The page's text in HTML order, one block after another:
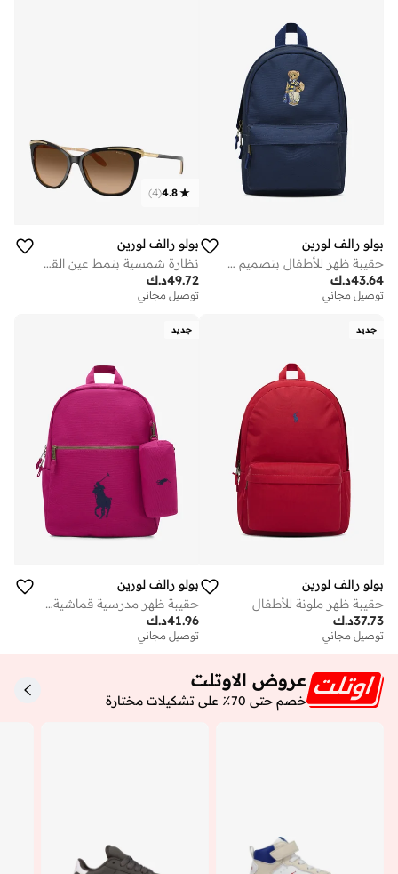
بولو رالف لورين
حقيبة ظهر للأطفال بتصميم دب بوصة
د.ك43.64
توصيل مجاني
4.8
(
4
)
بولو رالف لورين
نظارة شمسية بنمط عين القطة
د.ك49.72
توصيل مجاني
جديد
بولو رالف لورين
حقيبة ظهر ملونة للأطفال
د.ك37.73
توصيل مجاني
جديد
بولو رالف لورين
حقيبة ظهر مدرسية قماشية للأطفال
د.ك41.96
توصيل مجاني
عروض الاوتلت
خصم حتى 70٪ على تشكيلات مختارة